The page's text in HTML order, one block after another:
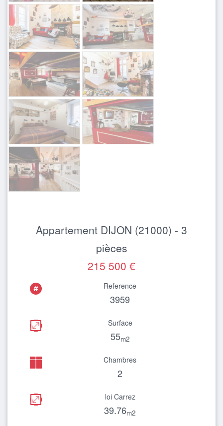
Appartement DIJON (21000) - 3
pièces
215 500 €
Reference
3959
Surface
55m2
Chambres
2
loi Carrez
39.76m2